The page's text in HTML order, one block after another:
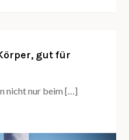
gut für
nicht nur beim […]